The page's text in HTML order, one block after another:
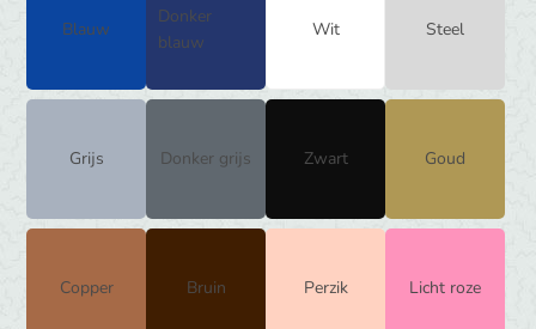
Blauw
Donker
blauw
Wit Steel
Grijs Donker grijs Zwart Goud
Copper Bruin Perzik Licht roze